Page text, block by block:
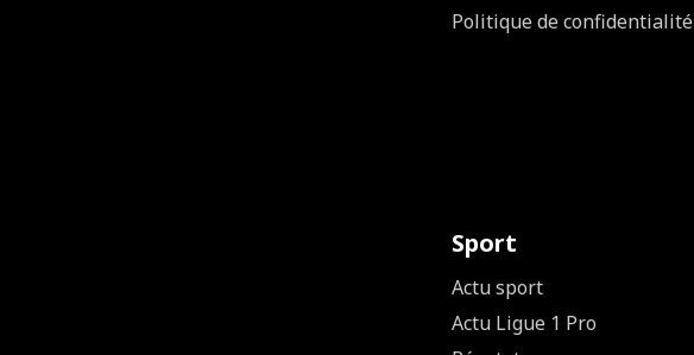
Politique de confidentialité
Sport
Actu sport
Actu Ligue 1 Pro